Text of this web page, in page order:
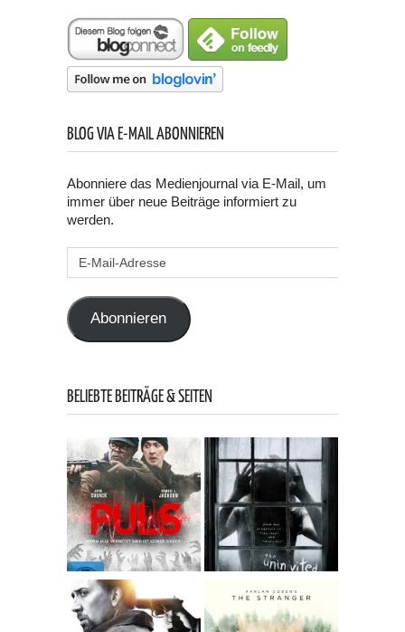
BLOG VIA E-MAIL ABONNIEREN
Abonniere das Medienjournal via E-Mail, um
immer über neue Beiträge informiert zu
werden.
Abonnieren
BELIEBTE BEITRÄGE & SEITEN